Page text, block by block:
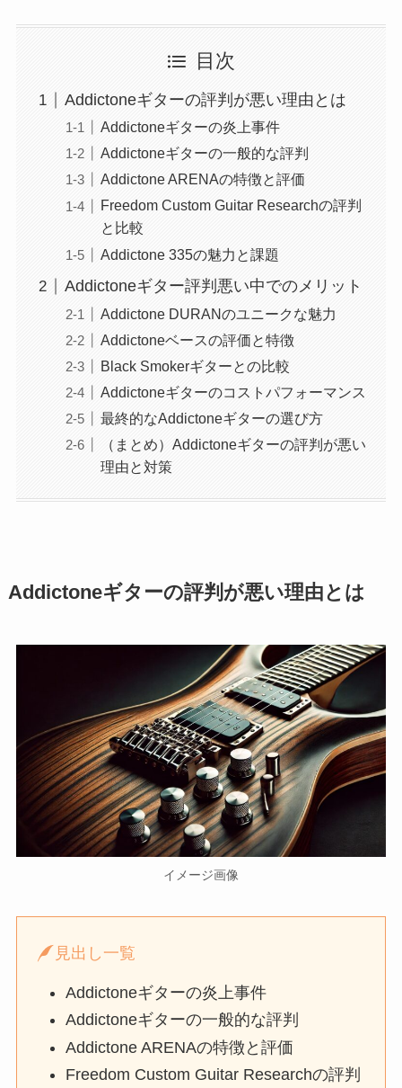
目次
Addictoneギターの評判が悪い理由とは
Addictoneギターの炎上事件
Addictoneギターの一般的な評判
Addictone ARENAの特徴と評価
Freedom Custom Guitar Researchの評判
と比較
Addictone 335の魅力と課題
Addictoneギター評判悪い中でのメリット
Addictone DURANのユニークな魅力
Addictoneベースの評価と特徴
Black Smokerギターとの比較
Addictoneギターのコストパフォーマンス
最終的なAddictoneギターの選び方
（まとめ）Addictoneギターの評判が悪い
理由と対策
Addictoneギターの評判が悪い理由とは
イメージ画像
見出し一覧
Addictoneギターの炎上事件
Addictoneギターの一般的な評判
Addictone ARENAの特徴と評価
Freedom Custom Guitar Researchの評判